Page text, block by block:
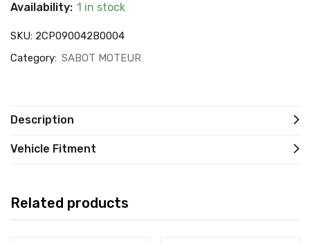
Availability: 1 in stock
SKU: 2CP090042B0004
Category: SABOT MOTEUR
Description
Vehicle Fitment
Related products